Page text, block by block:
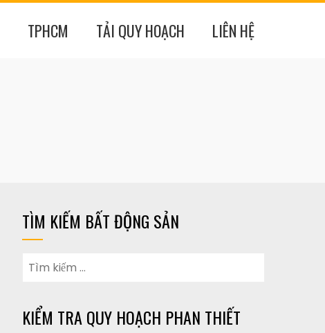
TPHCM TẢI QUY HOẠCH LIÊN HỆ
TÌM KIẾM BẤT ĐỘNG SẢN
KIỂM TRA QUY HOẠCH PHAN THIẾT